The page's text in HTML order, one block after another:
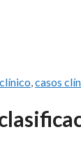
casos